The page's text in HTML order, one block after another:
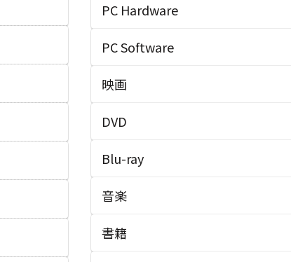
PC Hardware
PC Software
映画
DVD
Blu-ray
音楽
書籍